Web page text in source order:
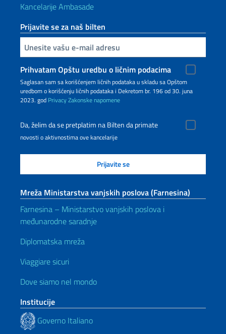
Kancelarije Ambasade
Prijavite se za naš bilten
Unesite vašu e-mail adresu
Prihvatam Opštu uredbu o ličnim podacima
Saglasan sam sa korišćenjem ličnih podataka u skladu sa Opštom
uredbom o korišćenju ličnih podataka i Dekretom br. 196 od 30. juna
2023. god PrivacyZakonske napomene
Da, želim da se pretplatim na Bilten da primate
novosti o aktivnostima ove kancelarije
Mreža Ministarstva vanjskih poslova (Farnesina)
Farnesina – Ministarstvo vanjskih poslova i
međunarodne saradnje
Diplomatska mreža
Viaggiare sicuri
Dove siamo nel mondo
Institucije
Governo Italiano